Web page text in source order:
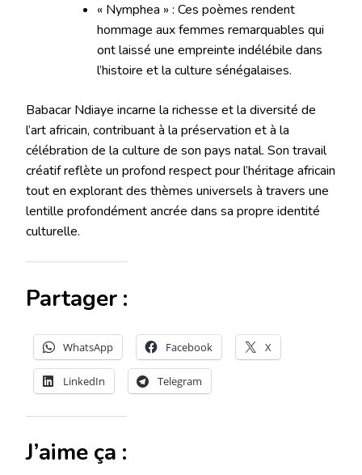
« Nymphea » : Ces poèmes rendent
hommage aux femmes remarquables qui
ont laissé une empreinte indélébile dans
l’histoire et la culture sénégalaises.
Babacar Ndiaye incarne la richesse et la diversité de
l’art africain, contribuant à la préservation et à la
célébration de la culture de son pays natal. Son travail
créatif reflète un profond respect pour l’héritage africain
tout en explorant des thèmes universels à travers une
lentille profondément ancrée dans sa propre identité
culturelle.
Partager :
WhatsApp Facebook X
LinkedIn Telegram
J’aime ça :